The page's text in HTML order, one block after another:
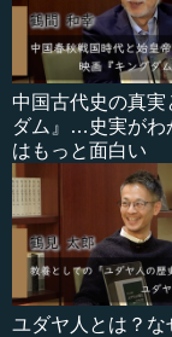
中国古代史の真実
ダム』…史実がわ
はもっと面白い
ユダヤ人とは？な